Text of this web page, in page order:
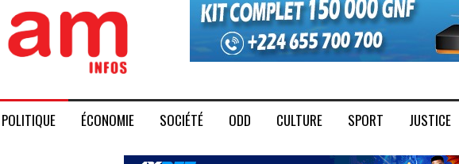
POLITIQUE ÉCONOMIE SOCIÉTÉ ODD CULTURE SPORT JUSTICE